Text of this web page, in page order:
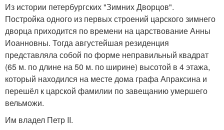
Из истории петербургских "Зимних Дворцов".
Постройка одного из первых строений царского зимнего
дворца приходится по времени на царствование Анны
Иоанновны. Тогда августейшая резиденция
представляла собой по форме неправильный квадрат
(65 м. по длине на 50 м. по ширине) высотой в 4 этажа,
который находился на месте дома графа Апраксина и
перешёл к царской фамилии по завещанию умершего
вельможи.
Им владел Петр II.